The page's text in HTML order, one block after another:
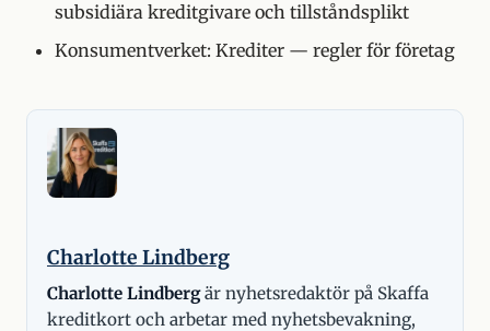
subsidiära kreditgivare och tillståndsplikt
Konsumentverket: Krediter — regler för företag
Charlotte Lindberg
Charlotte Lindbergär nyhetsredaktör på Skaffa
kreditkort och arbetar med nyhetsbevakning,